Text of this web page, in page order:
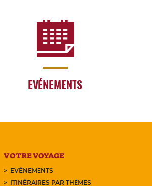
EVÉNEMENTS
VOTRE VOYAGE
EVÉNEMENTS
ITINÉRAIRES PAR THÈMES